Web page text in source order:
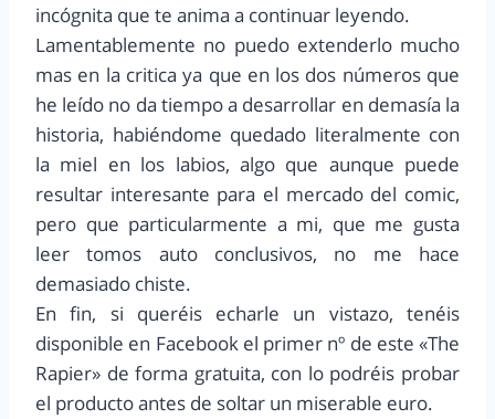
incógnita que te anima a continuar leyendo.
Lamentablemente no puedo extenderlo mucho
mas en la critica ya que en los dos números que
he leído no da tiempo a desarrollar en demasía la
historia, habiéndome quedado literalmente con
la miel en los labios, algo que aunque puede
resultar interesante para el mercado del comic,
pero que particularmente a mi, que me gusta
leer tomos auto conclusivos, no me hace
demasiado chiste.
En fin, si queréis echarle un vistazo, tenéis
disponible en Facebook el primer nº de este «The
Rapier» de forma gratuita, con lo podréis probar
el producto antes de soltar un miserable euro.